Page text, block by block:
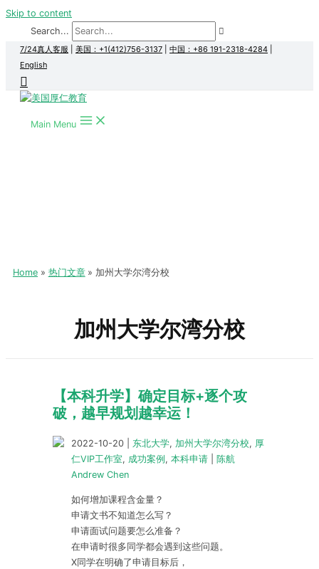
Skip to content
Search...
7/24真人客服 美国：+1(412)756-3137 中国：+86 191-2318-4284
English
Main Menu
Home 热门文章 加州大学尔湾分校
加州大学尔湾分校
【本科升学】确定目标+逐个攻
破，越早规划越幸运！
2022-10-20 东北大学, 加州大学尔湾分校, 厚
仁VIP工作室, 成功案例 , 本科申请
陈航
Andrew Chen
如何增加课程含金量？
申请文书不知道怎么写？
申请面试问题要怎么准备？
在申请时很多同学都会遇到这些问题。
X同学在明确了申请目标后，